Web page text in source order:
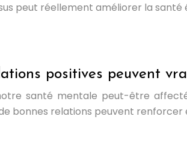
peut réellement améliorer la
positives peuvent
santé mentale peut-être
bonnes relations peuvent